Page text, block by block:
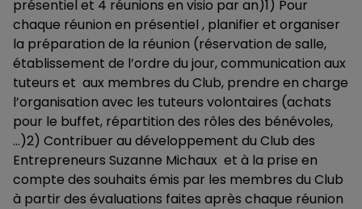
présentiel et 4 réunions en visio par an)1) Pour
chaque réunion en présentiel , planifier et organiser
la préparation de la réunion (réservation de salle,
établissement de l’ordre du jour, communication aux
tuteurs et aux membres du Club, prendre en charge
l’organisation avec les tuteurs volontaires (achats
pour le buffet, répartition des rôles des bénévoles,
…)2) Contribuer au développement du Club des
Entrepreneurs Suzanne Michaux et à la prise en
compte des souhaits émis par les membres du Club
à partir des évaluations faites après chaque réunion